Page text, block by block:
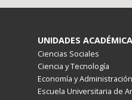
UNIDADES
Ciencias Sociales
Ciencia y Tecnología
Economía y Administración
Escuela Universitaria de